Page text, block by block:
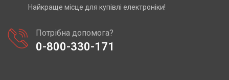
Найкраще місце для купівлі електроніки!
Потрібна допомога?
0-800-330-171